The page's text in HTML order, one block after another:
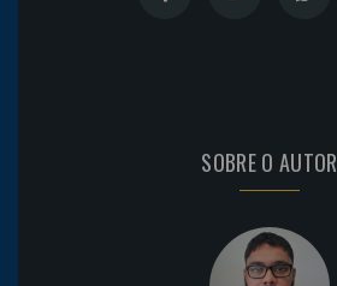
SOBRE O AUTOR